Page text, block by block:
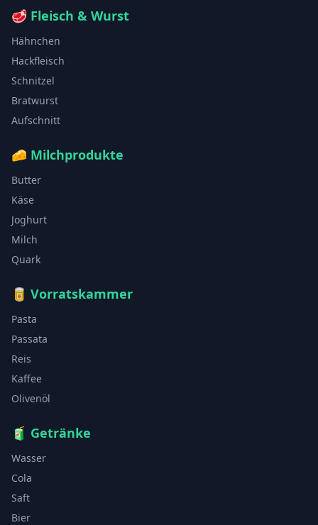
🥩 Fleisch & Wurst
Hähnchen
Hackfleisch
Schnitzel
Bratwurst
Aufschnitt
🧀 Milchprodukte
Butter
Käse
Joghurt
Milch
Quark
🥫 Vorratskammer
Pasta
Passata
Reis
Kaffee
Olivenöl
🧃 Getränke
Wasser
Cola
Saft
Bier